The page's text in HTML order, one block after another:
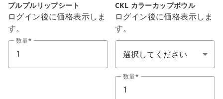
プルプルリップシート
ログイン後に価格表示しま
す。
数量
CKL カラーカップボウル
ログイン後に価格表示しま
す。
エステ備品(顏色)
数量
カートに追加しました。
カートへ進む
お買い物を続ける